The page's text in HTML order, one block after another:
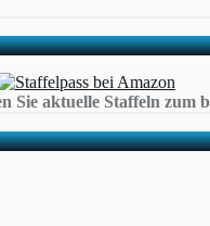
Sie aktuelle Staffeln zum